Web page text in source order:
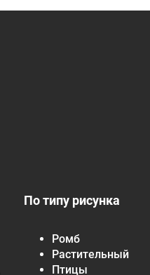
По типу рисунка
Ромб
Растительный
Птицы